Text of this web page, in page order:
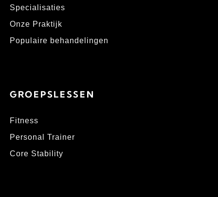
Specialisaties
Onze Praktijk
Populaire behandelingen
GROEPSLESSEN
Fitness
Personal Trainer
Core Stability